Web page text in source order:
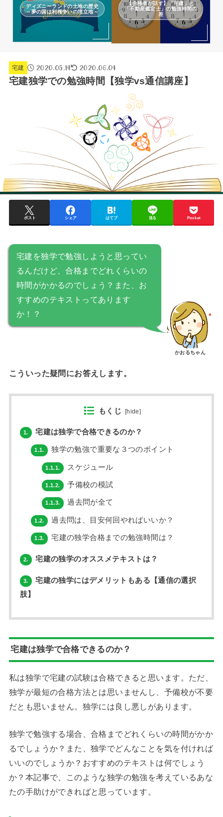
ディズニーランドの土地の歴史
～夢の国は利権争いの埋立地～
【合格者が話す】「宅建」と
「不動産鑑定士」の勉強時間の
差
宅建 2020.05.14 2020.06.04
宅建独学での勉強時間【独学vs通信講座】
ポスト シェア はてブ 送る Pocket
宅建を独学で勉強しようと思ってい
るんだけど、合格までどれくらいの
時間がかかるのでしょう？また、お
すすめのテキストってあります
か！？
かおるちゃん
こういった疑問にお答えします。
もくじ [hide]
1. 宅建は独学で合格できるのか？
1.1. 独学の勉強で重要な３つのポイント
1.1.1. スケジュール
1.1.2. 予備校の模試
1.1.3. 過去問が全て
1.2. 過去問は、目安何回やればいいか？
1.3. 宅建の独学合格までの勉強時間は？
2. 宅建の独学のオススメテキストは？
3.
宅建の独学にはデメリットもある【通信の選択
肢】
宅建は独学で合格できるのか？
私は独学で宅建の試験は合格できると思います。ただ、
独学が最短の合格方法とは思いませんし、予備校が不要
だとも思いません。独学には良し悪しがあります。
独学で勉強する場合、合格までどれくらいの時間がかか
るでしょうか？また、独学でどんなことを気を付ければ
いいのでしょうか？おすすめのテキストは何でしょう
か？本記事で、このような独学の勉強を考えているあな
たの手助けができればと思っています。